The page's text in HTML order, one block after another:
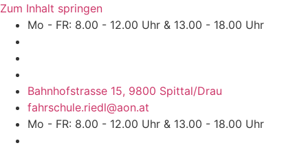
Zum Inhalt springen
Mo - FR: 8.00 - 12.00 Uhr & 13.00 - 18.00 Uhr
Bahnhofstrasse 15, 9800 Spittal/Drau
fahrschule.riedl@aon.at
Mo - FR: 8.00 - 12.00 Uhr & 13.00 - 18.00 Uhr